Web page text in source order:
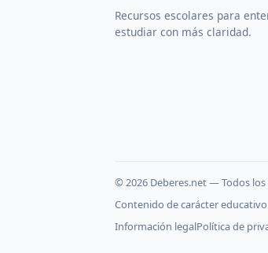
Recursos escolares para
estudiar con más claridad.
© 2026 Deberes.net — Todos
Contenido de carácter
Información legalPolítica de